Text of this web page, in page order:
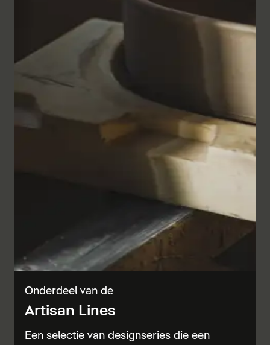
Onderdeel van de
Artisan Lines
Een selectie van designseries die een